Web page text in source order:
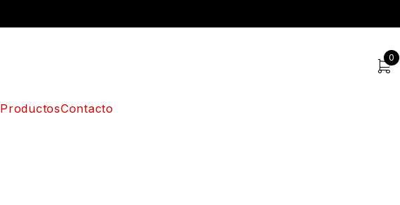
0
ProductosContacto